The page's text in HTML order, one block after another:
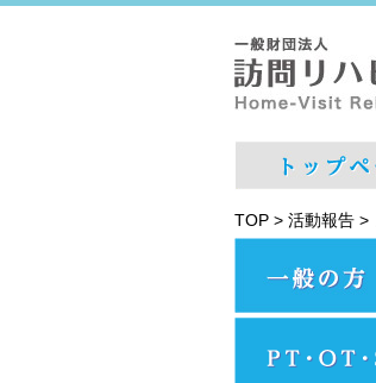
TOP > 活動報告 >